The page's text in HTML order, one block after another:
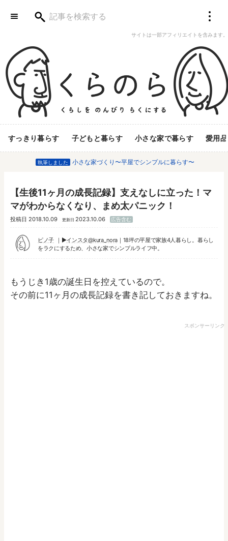
サイトは一部アフィリエイトを含みます。
すっきり暮らす 子どもと暮らす 小さな家で暮らす 愛用品
執筆しました 小さな家づくり〜平屋でシンプルに暮らす〜
【生後11ヶ月の成長記録】支えなしに立った！マ
マがわからなくなり、まめ太パニック！
投稿日 2018.10.09 更新日 2023.10.06 広告含む
ピノ子 ▶︎インスタ@kura_nora｜18坪の平屋で家族4人暮らし。暮らし
をラクにするため、小さな家でシンプルライフ中。
もうじき1歳の誕生日を控えているので。
その前に11ヶ月の成長記録を書き記しておきますね。
スポンサーリンク